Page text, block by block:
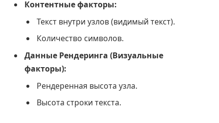
Контентные факторы:
Текст внутри узлов (видимый текст).
Количество символов.
Данные Рендеринга (Визуальные
факторы):
Рендеренная высота узла.
Высота строки текста.